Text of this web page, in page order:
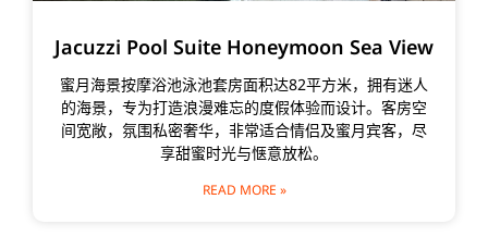
Jacuzzi Pool Suite Honeymoon Sea View
蜜月海景按摩浴池泳池套房面积达82平方米，拥有迷人
的海景，专为打造浪漫难忘的度假体验而设计。客房空
间宽敞，氛围私密奢华，非常适合情侣及蜜月宾客，尽
享甜蜜时光与惬意放松。
READ MORE »